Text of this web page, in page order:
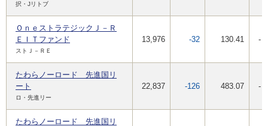
択・Jリトブ
ＯｎｅストラテジックＪ－Ｒ
ＥＩＴファンド
ストＪ－ＲＥ
13,976 -32 130.41 -
たわらノーロード 先進国リ
ート
ロ・先進リー
22,837 -126 483.07 -
たわらノーロード 先進国リ